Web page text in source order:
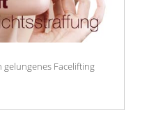
gelungenes Facelifting